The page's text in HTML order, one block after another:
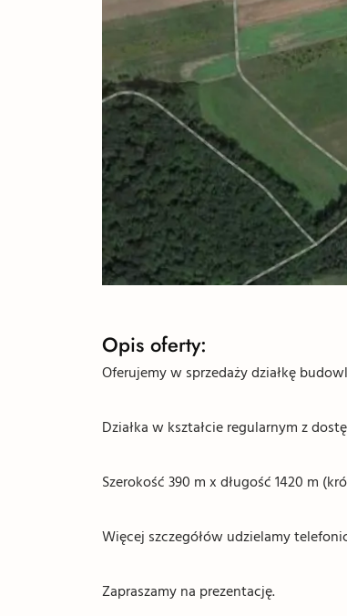
Opis oferty:
Oferujemy w sprzedaży działkę
Działka w kształcie regularnym z
Szerokość 390 m x długość 1420 m
Więcej szczegółów udzielamy
Zapraszamy na prezentację.